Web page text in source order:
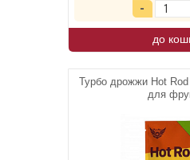
до
Турбо дрожжи Hot
для